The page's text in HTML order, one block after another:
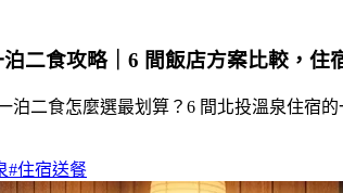
二食攻略｜6 間飯店方案比較，住
泊二食怎麼選最划算？6 間北投溫泉住宿
#住宿送餐